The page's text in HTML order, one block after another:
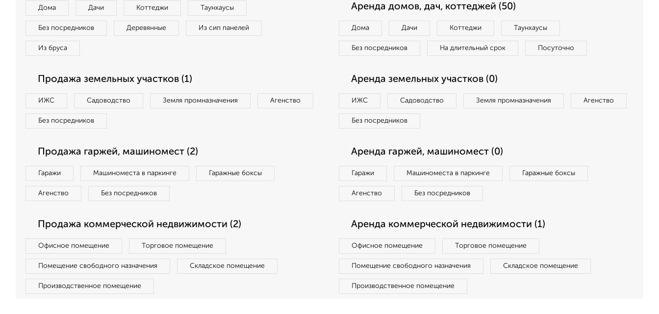
Дома Дачи Коттеджи Таунхаусы
Без посредников Деревянные Из сип панелей
Из бруса
Аренда домов, дач, коттеджей (50)
Дома Дачи Коттеджи Таунхаусы
Без посредников На длительный срок Посуточно
Продажа земельных участков (1)
ИЖС Садоводство Земля промназначения Агенство
Без посредников
Аренда земельных участков (0)
ИЖС Садоводство Земля промназначения Агенство
Без посредников
Продажа гаржей, машиномест (2)
Гаражи Машиноместа в паркинге Гаражные боксы
Агенство Без посредников
Аренда гаржей, машиномест (0)
Гаражи Машиноместа в паркинге Гаражные боксы
Агенство Без посредников
Продажа коммерческой недвижимости (2)
Офисное помещение Торговое помещение
Помещение свободного назначения Складское помещение
Производственное помещение
Аренда коммерческой недвижимости (1)
Офисное помещение Торговое помещение
Помещение свободного назначения Складское помещение
Производственное помещение